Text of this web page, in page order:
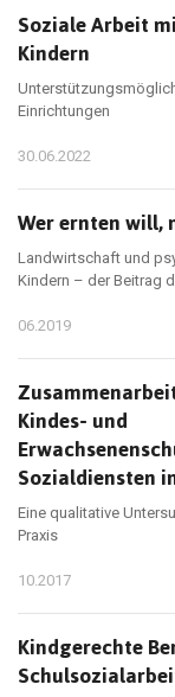
Soziale Arbeit
Kindern
Einrichtungen
30.06.2022
Wer ernten will,
Landwirtschaft und
Kindern – der Beitrag
06.2019
Kindes- und
Sozialdiensten
Eine qualitative
Praxis
10.2017
Kindgerechte